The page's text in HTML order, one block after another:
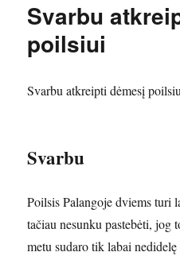
Svarbu
poilsiui
Svarbu atkreipti dėmesį
Svarbu
Poilsis Palangoje dviems turi
tačiau nesunku pastebėti, jog
metu sudaro tik labai